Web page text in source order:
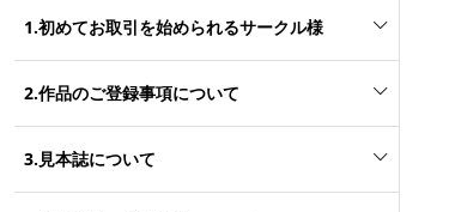
1.初めてお取引を始められるサークル様
2.作品のご登録事項について
3.見本誌について